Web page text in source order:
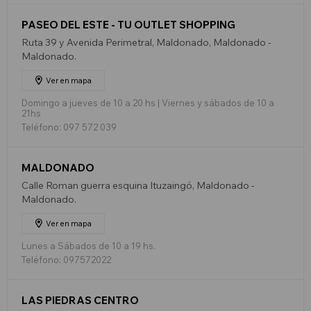
PASEO DEL ESTE - TU OUTLET SHOPPING
Ruta 39 y Avenida Perimetral, Maldonado, Maldonado -
Maldonado.
Ver en mapa
Domingo a jueves de 10 a 20 hs | Viernes y sábados de 10 a
21hs
Teléfono: 097 572 039
MALDONADO
Calle Roman guerra esquina Ituzaingó, Maldonado -
Maldonado.
Ver en mapa
Lunes a Sábados de 10 a 19 hs.
Teléfono: 097572022
LAS PIEDRAS CENTRO